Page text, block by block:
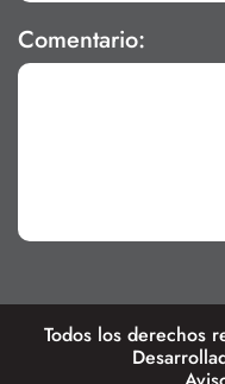
Comentario:
Todos los derechos